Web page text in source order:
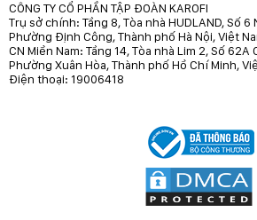
CÔNG TY CỔ PHẦN TẬP ĐOÀN KAROFI
Trụ sở chính: Tầng 8, Tòa nhà HUDLAND, Số
Phường Định Công, Thành phố Hà Nội, Việt
CN Miền Nam: Tầng 14, Tòa nhà Lim 2, Số 62A
Phường Xuân Hòa, Thành phố Hồ Chí Minh,
Điện thoại: 19006418